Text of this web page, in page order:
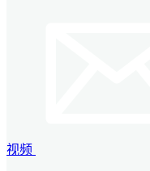
视频